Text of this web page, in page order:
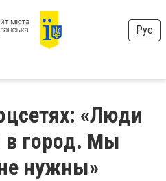
Рус
«Люди
в город. Мы
нужны»